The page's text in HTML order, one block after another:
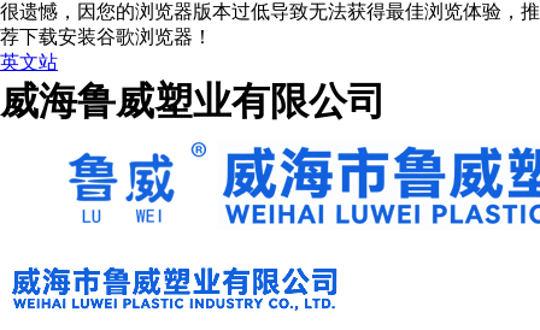
很遗憾，因您的浏览器版本过低导致无法获得最佳浏览体验，推
荐下载安装谷歌浏览器！
英文站
威海鲁威塑业有限公司